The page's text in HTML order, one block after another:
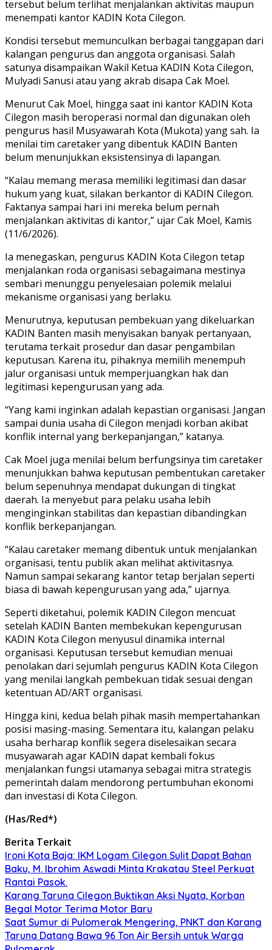
tersebut belum terlihat menjalankan aktivitas maupun
menempati kantor KADIN Kota Cilegon.
Kondisi tersebut memunculkan berbagai tanggapan dari
kalangan pengurus dan anggota organisasi. Salah
satunya disampaikan Wakil Ketua KADIN Kota Cilegon,
Mulyadi Sanusi atau yang akrab disapa Cak Moel.
Menurut Cak Moel, hingga saat ini kantor KADIN Kota
Cilegon masih beroperasi normal dan digunakan oleh
pengurus hasil Musyawarah Kota (Mukota) yang sah. Ia
menilai tim caretaker yang dibentuk KADIN Banten
belum menunjukkan eksistensinya di lapangan.
“Kalau memang merasa memiliki legitimasi dan dasar
hukum yang kuat, silakan berkantor di KADIN Cilegon.
Faktanya sampai hari ini mereka belum pernah
menjalankan aktivitas di kantor,” ujar Cak Moel, Kamis
(11/6/2026).
Ia menegaskan, pengurus KADIN Kota Cilegon tetap
menjalankan roda organisasi sebagaimana mestinya
sembari menunggu penyelesaian polemik melalui
mekanisme organisasi yang berlaku.
Menurutnya, keputusan pembekuan yang dikeluarkan
KADIN Banten masih menyisakan banyak pertanyaan,
terutama terkait prosedur dan dasar pengambilan
keputusan. Karena itu, pihaknya memilih menempuh
jalur organisasi untuk memperjuangkan hak dan
legitimasi kepengurusan yang ada.
“Yang kami inginkan adalah kepastian organisasi. Jangan
sampai dunia usaha di Cilegon menjadi korban akibat
konflik internal yang berkepanjangan,” katanya.
Cak Moel juga menilai belum berfungsinya tim caretaker
menunjukkan bahwa keputusan pembentukan caretaker
belum sepenuhnya mendapat dukungan di tingkat
daerah. Ia menyebut para pelaku usaha lebih
menginginkan stabilitas dan kepastian dibandingkan
konflik berkepanjangan.
“Kalau caretaker memang dibentuk untuk menjalankan
organisasi, tentu publik akan melihat aktivitasnya.
Namun sampai sekarang kantor tetap berjalan seperti
biasa di bawah kepengurusan yang ada,” ujarnya.
Seperti diketahui, polemik KADIN Cilegon mencuat
setelah KADIN Banten membekukan kepengurusan
KADIN Kota Cilegon menyusul dinamika internal
organisasi. Keputusan tersebut kemudian menuai
penolakan dari sejumlah pengurus KADIN Kota Cilegon
yang menilai langkah pembekuan tidak sesuai dengan
ketentuan AD/ART organisasi.
Hingga kini, kedua belah pihak masih mempertahankan
posisi masing-masing. Sementara itu, kalangan pelaku
usaha berharap konflik segera diselesaikan secara
musyawarah agar KADIN dapat kembali fokus
menjalankan fungsi utamanya sebagai mitra strategis
pemerintah dalam mendorong pertumbuhan ekonomi
dan investasi di Kota Cilegon.
(Has/Red*)
Berita Terkait
Ironi Kota Baja: IKM Logam Cilegon Sulit Dapat Bahan
Baku, M. Ibrohim Aswadi Minta Krakatau Steel Perkuat
Rantai Pasok.
Karang Taruna Cilegon Buktikan Aksi Nyata, Korban
Begal Motor Terima Motor Baru
Saat Sumur di Pulomerak Mengering, PNKT dan Karang
Taruna Datang Bawa 96 Ton Air Bersih untuk Warga